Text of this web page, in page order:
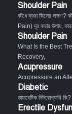
Shoulder Pain
কাঁধে ব্যথা কিসের লক্ষণ?
Pain) দূর করার উপায়,
Shoulder Pain
What Is the Best
Recovery,
Acupressure
Acupressure an
Diabetic
ডায়াবেটিক নিউরোপ্যাথি
Erectile